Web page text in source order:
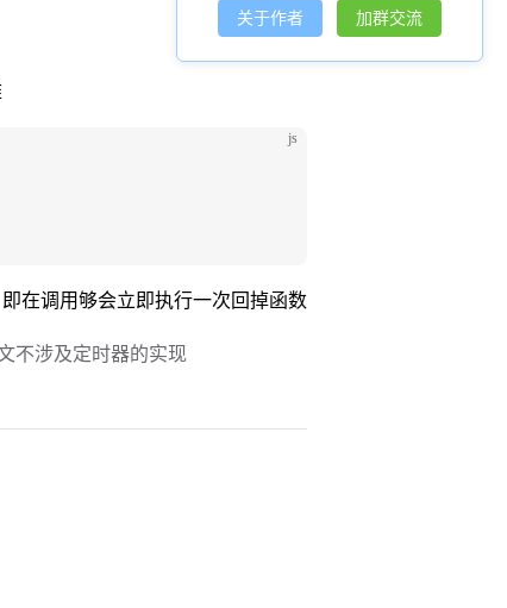
关于作者 加群交流
js
即在调用够会立即执行一次回掉函数
不涉及定时器的实现